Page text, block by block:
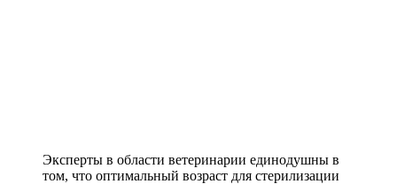
Эксперты в области ветеринарии единодушны в
том, что оптимальный возраст для стерилизации